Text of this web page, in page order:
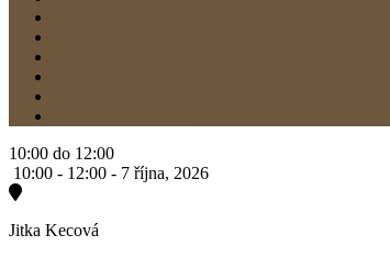
10:00 do 12:00
10:00 - 12:00 - 7 října, 2026
Jitka Kecová